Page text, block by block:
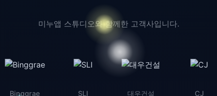
미누앱 스튜디오와 함께한 고객사입니다.